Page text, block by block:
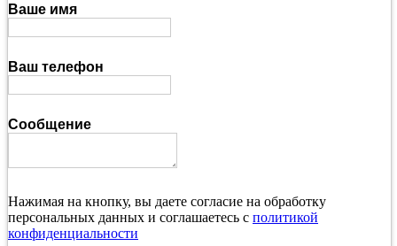
Ваше имя
Ваш телефон
Сообщение
Нажимая на кнопку, вы даете согласие на обработку
персональных данных и соглашаетесь с политикой
конфиденциальности